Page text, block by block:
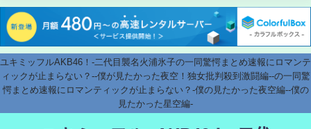
ユキミッフルAKB46！-二代目襲名火浦氷子の一同驚愕まとめ速報にロマンテ
ィックが止まらない？--僕が見たかった夜空！独女批判殺到激闘編--の一同驚
愕まとめ速報にロマンティックが止まらない？-僕の見たかった夜空編--僕の
見たかった星空編-